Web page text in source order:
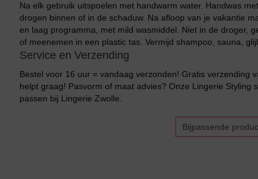
Na elk gebruik uitspoelen met handwarm water. Handwas
drogen binnen of in de schaduw. Na afloop van je vakantie
en laag programma, met mild wasmiddel. Niet in de droger,
of meenemen in een plastic tas. Vermijd shampoo, sauna,
Service en Verzending
Bestel voor 16 uur = vandaag verzonden! Gratis verzending
helpt graag! Pasvorm of maat advies? Onze Lingerie Styling
passen bij Lingerie Zwolle.
Bijpassende